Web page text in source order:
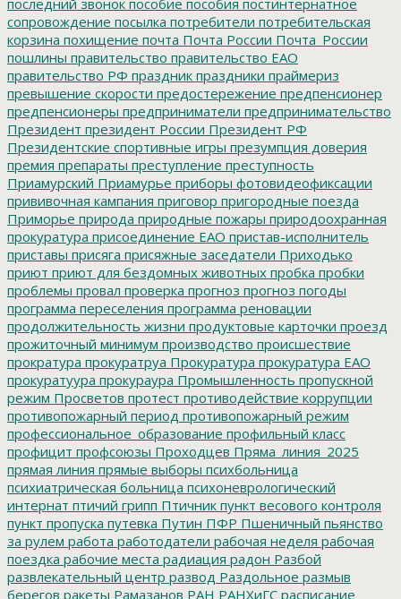
сопровождение посылка потребители потребительская
корзина похищение почта Почта России Почта_России
пошлины правительство правительство ЕАО
правительство РФ праздник праздники праймериз
превышение скорости предостережение предпенсионер
предпенсионеры предприниматели предпринимательство
Президент президент России Президент РФ
Президентские спортивные игры презумпция доверия
премия препараты преступление преступность
Приамурский Приамурье приборы фотовидеофиксации
прививочная кампания приговор пригородные поезда
Приморье природа природные пожары природоохранная
прокуратура присоединение ЕАО пристав-исполнитель
приставы присяга присяжные заседатели Приходько
приют приют для бездомных животных пробка пробки
проблемы провал проверка прогноз прогноз погоды
программа переселения программа реновации
продолжительность жизни продуктовые карточки проезд
прожиточный минимум производство происшествие
прократура прокуратруа Прокуратура прокуратура ЕАО
прокуратуура прокураура Промышленность пропускной
режим Просветов протест противодействие коррупции
противопожарный период противопожарный режим
профессиональное_образование профильный класс
профицит профсоюзы Проходцев Пряма_линия_2025
прямая линия прямые выборы психбольница
психиатрическая больница психоневрологический
интернат птичий грипп Птичник пункт весового контроля
пункт пропуска путевка Путин ПФР Пшеничный пьянство
за рулем работа работодатели рабочая неделя рабочая
поездка рабочие места радиация радон Разбой
развлекательный центр развод Раздольное размыв
берегов ракеты Рамазанов РАН РАНХиГС расписание